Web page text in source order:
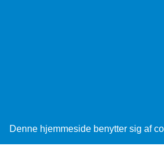
Denne hjemmeside benytter sig af